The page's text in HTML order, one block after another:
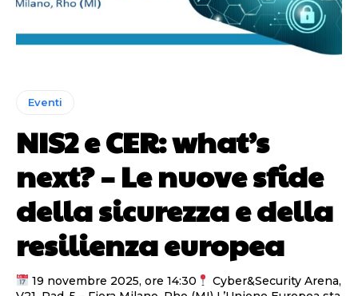
Eventi
NIS2 e CER: what’s
next? – Le nuove sfide
della sicurezza e della
resilienza europea
19 novembre 2025, ore 14:30
Cyber&Security Arena,